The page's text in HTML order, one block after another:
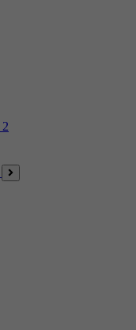
2